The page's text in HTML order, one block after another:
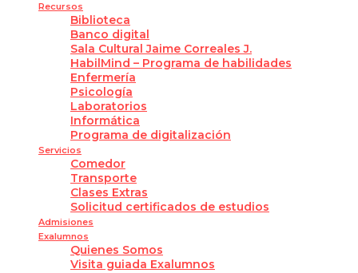
Recursos
Biblioteca
Banco digital
Sala Cultural Jaime Correales J.
HabilMind – Programa de habilidades
Enfermería
Psicología
Laboratorios
Informática
Programa de digitalización
Servicios
Comedor
Transporte
Clases Extras
Solicitud certificados de estudios
Admisiones
Exalumnos
Quienes Somos
Visita guiada Exalumnos